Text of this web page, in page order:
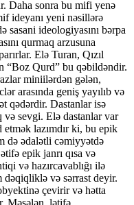
Daha sonra bu mifi yenə
ideyanı yeni nəsillərə
sasani ideologiyasını bərpa
qurmaq arzusuna
Elə Turan, Qızıl
“Boz Qurd” bu qəbildəndir.
miniilərdən gələn,
arasında geniş yayılıb və
qədərdir. Dastanlar isə
və sevgi. Elə dastanlar var
lazımdır ki, bu epik
də ədalətli cəmiyyətdə
epik janrı qısa və
və hazırcavablığı ilə
dəqiqliklə və sərrast deyir.
çevirir və hətta
Məsələn, lətifə